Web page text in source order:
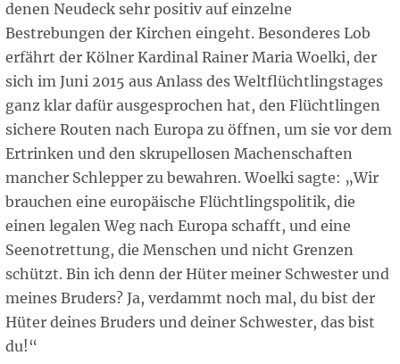
denen Neudeck sehr positiv auf einzelne
Bestrebungen der Kirchen eingeht. Besonderes Lob
erfährt der Kölner Kardinal Rainer Maria Woelki, der
sich im Juni 2015 aus Anlass des Weltflüchtlingstages
ganz klar dafür ausgesprochen hat, den Flüchtlingen
sichere Routen nach Europa zu öffnen, um sie vor dem
Ertrinken und den skrupellosen Machenschaften
mancher Schlepper zu bewahren. Woelki sagte: „Wir
brauchen eine europäische Flüchtlingspolitik, die
einen legalen Weg nach Europa schafft, und eine
Seenotrettung, die Menschen und nicht Grenzen
schützt. Bin ich denn der Hüter meiner Schwester und
meines Bruders? Ja, verdammt noch mal, du bist der
Hüter deines Bruders und deiner Schwester, das bist
du!“